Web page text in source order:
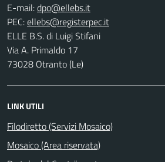
E-mail:
PEC:
ELLE B.S. di Luigi Stifani
Via A. Primaldo 17
73028 Otranto (Le)
LINK UTILI
Filodiretto (Servizi Mosaico)
Mosaico (Area riservata)